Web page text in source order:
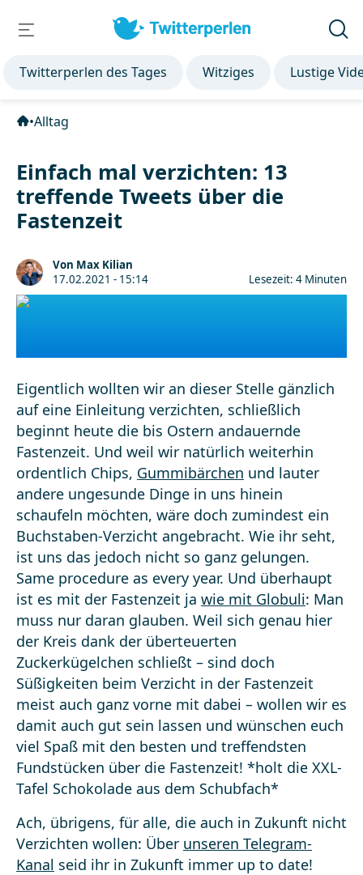
Twitterperlen des Tages Witziges Lustige
•Alltag
Einfach mal verzichten: 13
treffende Tweets über die
Fastenzeit
Von Max Kilian
17.02.2021 - 15:14
Lesezeit: 4 Minuten
Eigentlich wollten wir an dieser Stelle gänzlich
auf eine Einleitung verzichten, schließlich
beginnt heute die bis Ostern andauernde
Fastenzeit. Und weil wir natürlich weiterhin
ordentlich Chips, Gummibärchen und lauter
andere ungesunde Dinge in uns hinein
schaufeln möchten, wäre doch zumindest ein
Buchstaben-Verzicht angebracht. Wie ihr seht,
ist uns das jedoch nicht so ganz gelungen.
Same procedure as every year. Und überhaupt
ist es mit der Fastenzeit ja wie mit Globuli: Man
muss nur daran glauben. Weil sich genau hier
der Kreis dank der überteuerten
Zuckerkügelchen schließt – sind doch
Süßigkeiten beim Verzicht in der Fastenzeit
meist auch ganz vorne mit dabei – wollen wir es
damit auch gut sein lassen und wünschen euch
viel Spaß mit den besten und treffendsten
Fundstücken über die Fastenzeit! *holt die XXL-
Tafel Schokolade aus dem Schubfach*
Ach, übrigens, für alle, die auch in Zukunft nicht
Verzichten wollen: Über unseren Telegram-
Kanal seid ihr in Zukunft immer up to date!